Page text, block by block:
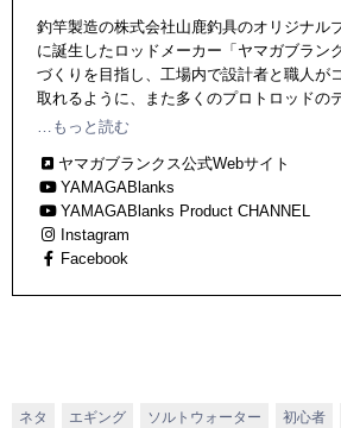
釣竿製造の株式会社山鹿釣具のオリジナル
に誕生したロッドメーカー「ヤマガブラン
づくりを目指し、工場内で設計者と職人が
取れるように、また多くのプロトロッドの
ディーに繰り返すために、ブランクの設計
なロッドに定評がある。
…もっと読む
ヤマガブランクス公式Webサイト
YAMAGABlanks
YAMAGABlanks Product CHANNEL
Instagram
Facebook
ネタ エギング ソルトウォーター 初心者